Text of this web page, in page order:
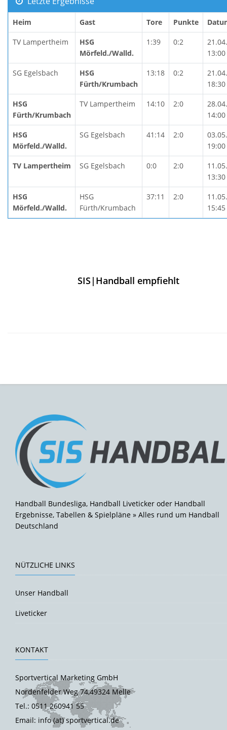
Heim Gast Tore Punkte
TV Lampertheim
HSG
Mörfeld./Walld.
1:39 0:2
13:00
SG Egelsbach
HSG
Fürth/Krumbach
13:18 0:2
18:30
HSG
Fürth/Krumbach
TV Lampertheim 14:10 2:0
14:00
HSG
Mörfeld./Walld.
SG Egelsbach 41:14 2:0
19:00
TV Lampertheim SG Egelsbach 0:0 2:0
13:30
HSG
Mörfeld./Walld.
HSG
Fürth/Krumbach
37:11 2:0
15:45
SIS|Handball empfiehlt
Handball Bundesliga, Handball Liveticker oder Handball
Ergebnisse, Tabellen & Spielpläne » Alles rund um Handball
Deutschland
NÜTZLICHE LINKS
Unser Handball
Liveticker
KONTAKT
Sportvertical Marketing GmbH
Nordenfelder Weg 74,49324 Melle
Tel.: 0511 260941 55
Email: info (at) sportvertical.de